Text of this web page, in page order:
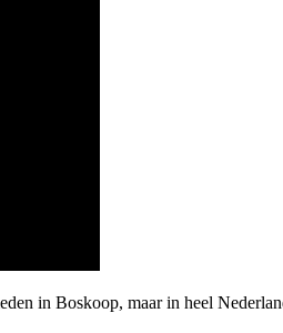
in Boskoop, maar in heel